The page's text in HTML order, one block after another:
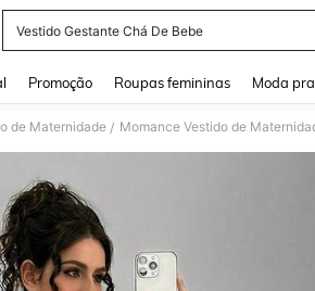
Vestido Gestante Chá De Bebe
Promoção Roupas femininas Moda
de Maternidade / Momance Vestido de